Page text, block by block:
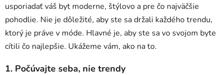
usporiadať váš byt moderne, štýlovo a pre čo najväčšie
pohodlie. Nie je dôležité, aby ste sa držali každého trendu,
ktorý je práve v móde. Hlavné je, aby ste sa vo svojom byte
cítili čo najlepšie. Ukážeme vám, ako na to.
1. Počúvajte seba, nie trendy